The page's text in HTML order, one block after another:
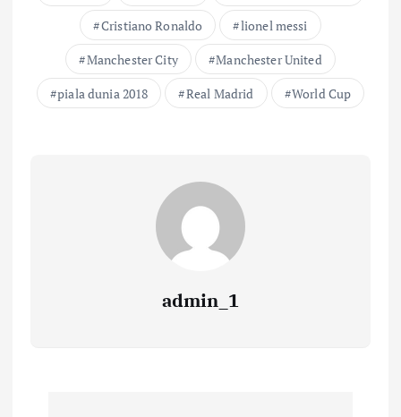
Cristiano Ronaldo
lionel messi
Manchester City
Manchester United
piala dunia 2018
Real Madrid World Cup
admin_1